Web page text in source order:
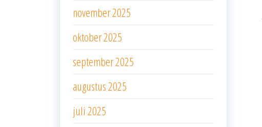
november 2025
oktober 2025
september 2025
augustus 2025
juli 2025